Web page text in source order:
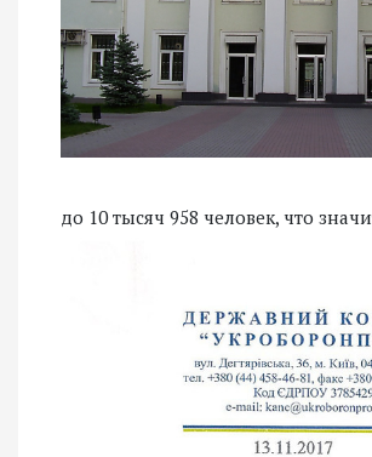
до 10 тысяч 958 человек, что